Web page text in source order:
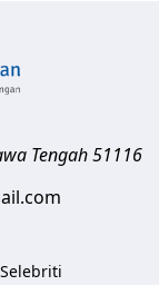
Tengah51116
Selebriti